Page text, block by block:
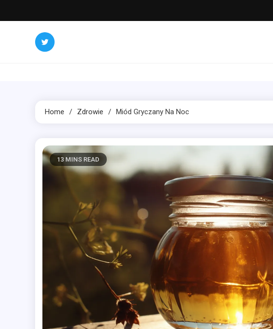
to
Home Zdrowie Miód Gryczany Na Noc
13 MINS READ